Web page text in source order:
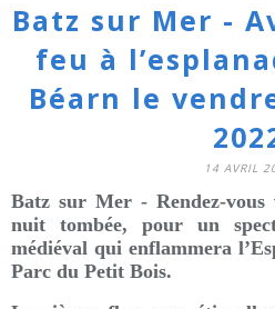
Batz sur Mer -
feu à
Béarn le
14 AVRIL
Batz sur Mer - Rendez-
nuit tombée, pour un
médiéval qui enflammera
Parc du Petit Bois.